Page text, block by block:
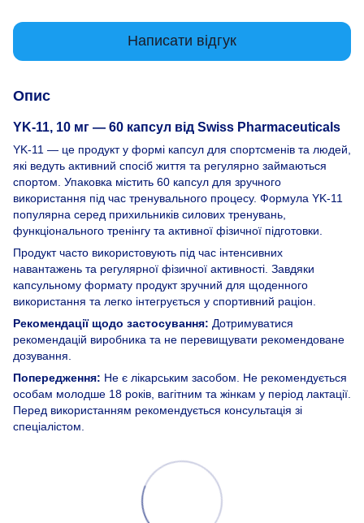
Написати відгук
Опис
YK-11, 10 мг — 60 капсул від Swiss Pharmaceuticals
YK-11 — це продукт у формі капсул для спортсменів та людей,
які ведуть активний спосіб життя та регулярно займаються
спортом. Упаковка містить 60 капсул для зручного
використання під час тренувального процесу. Формула YK-11
популярна серед прихильників силових тренувань,
функціонального тренінгу та активної фізичної підготовки.
Продукт часто використовують під час інтенсивних
навантажень та регулярної фізичної активності. Завдяки
капсульному формату продукт зручний для щоденного
використання та легко інтегрується у спортивний раціон.
Рекомендації щодо застосування: Дотримуватися
рекомендацій виробника та не перевищувати рекомендоване
дозування.
Попередження: Не є лікарським засобом. Не рекомендується
особам молодше 18 років, вагітним та жінкам у період лактації.
Перед використанням рекомендується консультація зі
спеціалістом.